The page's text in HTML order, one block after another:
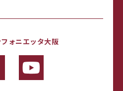
ォニエッタ大阪